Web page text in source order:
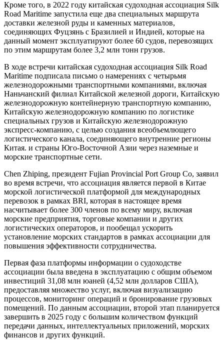
Кроме того, в 2022 году китайская судоходная ассоциация Silk
Road Maritime запустила еще два специальных маршрута
доставки железной руды и каменных материалов,
соединяющих Фуцзянь с Бразилией и Индией, которые на
данный момент эксплуатируют более 60 судов, перевозящих
по этим маршрутам более 3,2 млн тонн грузов.
В ходе встречи китайская судоходная ассоциация Silk Road
Maritime подписала письмо о намерениях с четырьмя
железнодорожными транспортными компаниями, включая
Наньчанский филиал Китайской железной дороги, Китайскую
железнодорожную контейнерную транспортную компанию,
Китайскую железнодорожную компанию по логистике
специальных грузов и Китайскую железнодорожную
экспресс-компанию, с целью создания всеобъемлющего
логистического канала, соединяющего внутренние регионы
Китая. и страны Юго-Восточной Азии через наземные и
морские транспортные сети.
Chen Zhiping, президент Fujian Provincial Port Group Co, заявил
во время встречи, что ассоциация является первой в Китае
морской логистической платформой для международных
перевозок в рамках BRI, которая в настоящее время
насчитывает более 300 членов по всему миру, включая
морские предприятия, торговые компании и других
логистических операторов, и пообещал ускорить
установление морских стандартов в рамках ассоциации для
повышения эффективности сотрудничества.
Первая фаза платформы информации о судоходстве
ассоциации была введена в эксплуатацию с общим объемом
инвестиций 31,08 млн юаней (4,52 млн долларов США),
предоставляя множество услуг, включая визуализацию
процессов, мониторинг операций и бронирование грузовых
помещений. По данным ассоциации, второй этап планируется
завершить в 2025 году с большим количеством функций
передачи данных, интеллектуальных приложений, морских
финансов и других функций.